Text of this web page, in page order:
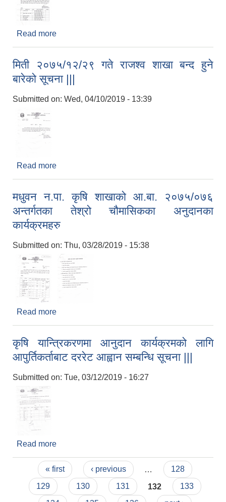
Read more
मिती २०७५/१२/२९ गते राजश्व शाखा बन्द हुने
बारेको सूचना |||
Submitted on: Wed, 04/10/2019 - 13:39
Read more
मधुवन न.पा. कृषि शाखाको आ.बा. २०७५/०७६
अन्तर्गतका तेश्रो चौमासिकका अनुदानका
कार्यक्रमहरु
Submitted on: Thu, 03/28/2019 - 15:38
Read more
कृषि यान्त्रिकरणमा आनुदान कार्यक्रमको लागि
आपुर्तिकर्ताबाट दररेट आह्वान सम्बन्धि सूचना |||
Submitted on: Tue, 03/12/2019 - 16:27
Read more
Pages« first ‹ previous
128
129
130 131 132
133